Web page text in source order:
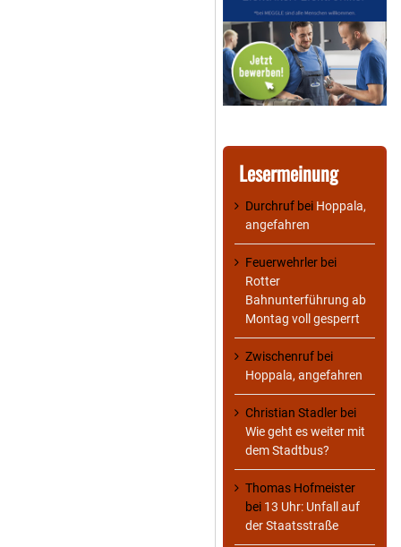
Lesermeinung
Durchruf bei Hoppala,
angefahren
Feuerwehrler bei
Rotter
Bahnunterführung ab
Montag voll gesperrt
Zwischenruf bei
Hoppala, angefahren
Christian Stadler bei
Wie geht es weiter mit
dem Stadtbus?
Thomas Hofmeister
bei 13 Uhr: Unfall auf
der Staatsstraße